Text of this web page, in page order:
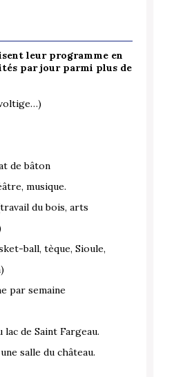
leur programme en
par jour parmi plus de
de bâton
musique.
du bois, arts
ball, tèque, Sioule,
par semaine
lac de Saint Fargeau.
salle du château.